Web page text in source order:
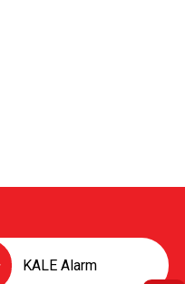
KALE Alarm